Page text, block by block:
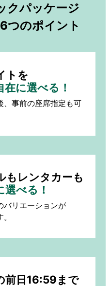
クパッケージ
6つのポイント
トを
在に選べる！
、事前の座席指定も可
もレンタカーも
選べる！
バリエーションが
前日16:59まで